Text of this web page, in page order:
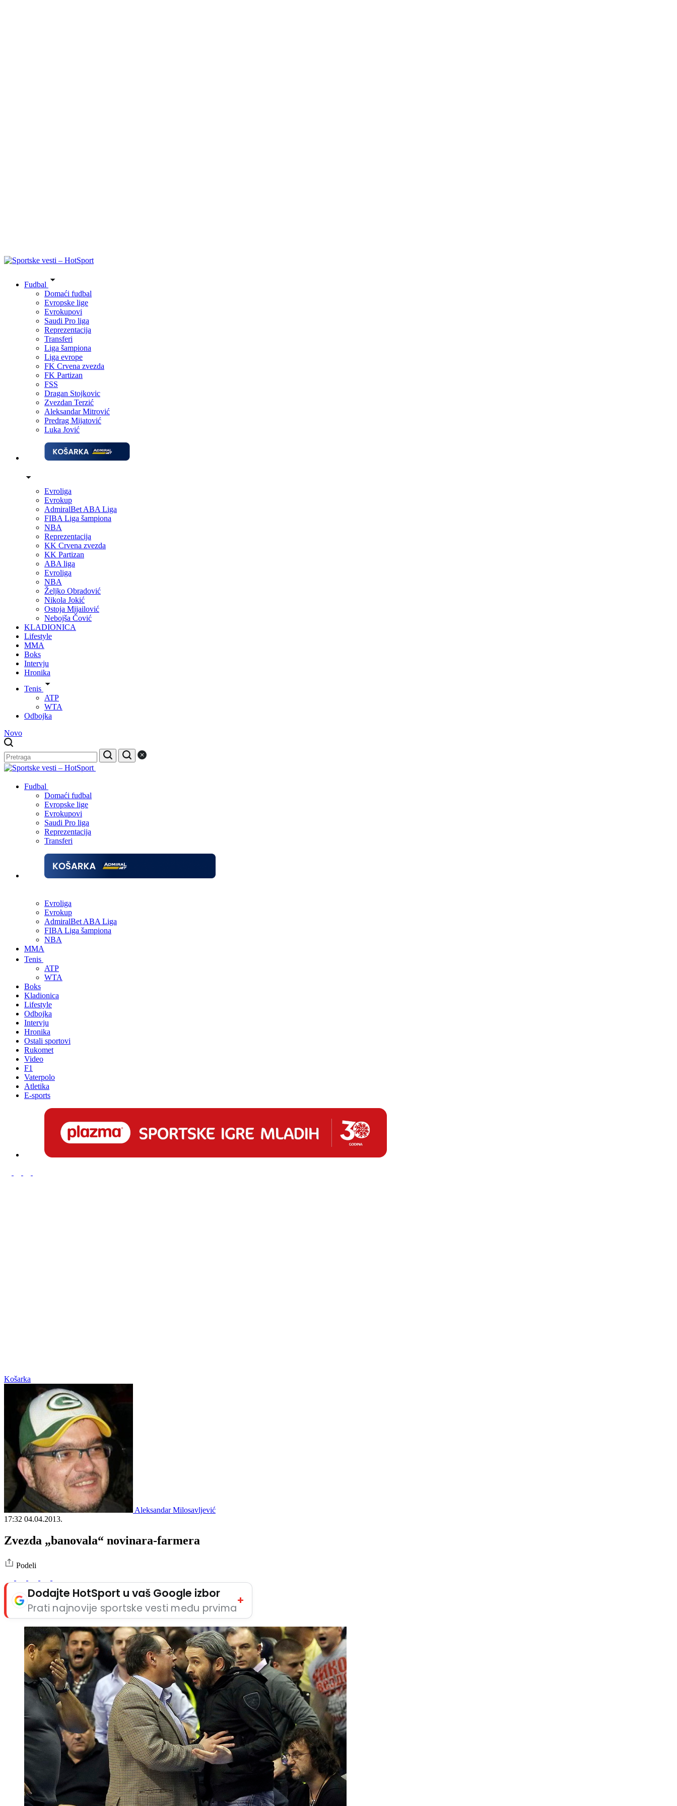
Fudbal
Domaći fudbal
Evropske lige
Evrokupovi
Saudi Pro liga
Reprezentacija
Transferi
Liga šampiona
Liga evrope
FK Crvena zvezda
FK Partizan
FSS
Dragan Stojkovic
Zvezdan Terzić
Aleksandar Mitrović
Predrag Mijatović
Luka Jović
Evroliga
Evrokup
AdmiralBet ABA Liga
FIBA Liga šampiona
NBA
Reprezentacija
KK Crvena zvezda
KK Partizan
ABA liga
Evroliga
NBA
Željko Obradović
Nikola Jokić
Ostoja Mijailović
Nebojša Čović
KLADIONICA
Lifestyle
MMA
Boks
Intervju
Hronika
Tenis
ATP
WTA
Odbojka
Novo
Fudbal
Domaći fudbal
Evropske lige
Evrokupovi
Saudi Pro liga
Reprezentacija
Transferi
Evroliga
Evrokup
AdmiralBet ABA Liga
FIBA Liga šampiona
NBA
MMA
Tenis
ATP
WTA
Boks
Kladionica
Lifestyle
Odbojka
Intervju
Hronika
Ostali sportovi
Rukomet
Video
F1
Vaterpolo
Atletika
E-sports
Košarka
Aleksandar Milosavljević
17:32 04.04.2013.
Zvezda „banovala“ novinara-farmera
Podeli
Dodajte HotSport u vaš Google izbor
Prati najnovije sportske vesti među prvima
+